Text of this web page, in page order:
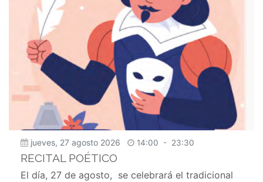
jueves, 27 agosto 2026 14:00 - 23:30
RECITAL POÉTICO
El día, 27 de agosto, se celebrará el tradicional